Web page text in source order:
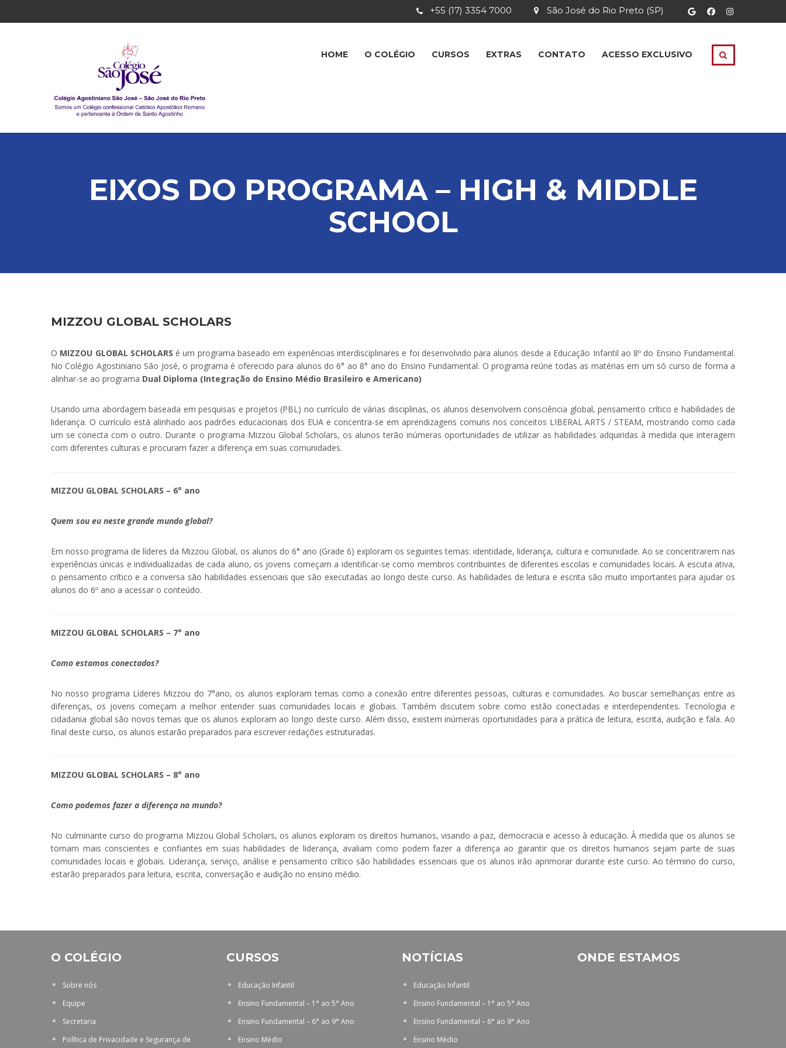
São José do Rio Preto (SP)
+55 (17) 3354 7000
HOME O COLÉGIO CURSOS EXTRAS CONTATO ACESSO EXCLUSIVO
EIXOS DO PROGRAMA – HIGH & MIDDLE
SCHOOL
MIZZOU GLOBAL SCHOLARS
O MIZZOU GLOBAL SCHOLARS é um programa baseado em experiências interdisciplinares e foi desenvolvido para alunos desde a Educação Infantil ao 8º do Ensino Fundamental.
No Colégio Agostiniano São José, o programa é oferecido para alunos do 6° ao 8° ano do Ensino Fundamental. O programa reúne todas as matérias em um só curso de forma a
alinhar-se ao programa Dual Diploma (Integração do Ensino Médio Brasileiro e Americano)
Usando uma abordagem baseada em pesquisas e projetos (PBL) no currículo de várias disciplinas, os alunos desenvolvem consciência global, pensamento crítico e habilidades de
liderança. O currículo está alinhado aos padrões educacionais dos EUA e concentra-se em aprendizagens comuns nos conceitos LIBERAL ARTS / STEAM, mostrando como cada
um se conecta com o outro. Durante o programa Mizzou Global Scholars, os alunos terão inúmeras oportunidades de utilizar as habilidades adquiridas à medida que interagem
com diferentes culturas e procuram fazer a diferença em suas comunidades.
MIZZOU GLOBAL SCHOLARS – 6° ano
Quem sou eu neste grande mundo global?
Em nosso programa de líderes da Mizzou Global, os alunos do 6° ano (Grade 6) exploram os seguintes temas: identidade, liderança, cultura e comunidade. Ao se concentrarem nas
experiências únicas e individualizadas de cada aluno, os jovens começam a identificar-se como membros contribuintes de diferentes escolas e comunidades locais. A escuta ativa,
o pensamento crítico e a conversa são habilidades essenciais que são executadas ao longo deste curso. As habilidades de leitura e escrita são muito importantes para ajudar os
alunos do 6º ano a acessar o conteúdo.
MIZZOU GLOBAL SCHOLARS – 7° ano
Como estamos conectados?
No nosso programa Líderes Mizzou do 7°ano, os alunos exploram temas como a conexão entre diferentes pessoas, culturas e comunidades. Ao buscar semelhanças entre as
diferenças, os jovens começam a melhor entender suas comunidades locais e globais. Também discutem sobre como estão conectadas e interdependentes. Tecnologia e
cidadania global são novos temas que os alunos exploram ao longo deste curso. Além disso, existem inúmeras oportunidades para a prática de leitura, escrita, audição e fala. Ao
final deste curso, os alunos estarão preparados para escrever redações estruturadas.
MIZZOU GLOBAL SCHOLARS – 8° ano
Como podemos fazer a diferença no mundo?
No culminante curso do programa Mizzou Global Scholars, os alunos exploram os direitos humanos, visando a paz, democracia e acesso à educação. À medida que os alunos se
tornam mais conscientes e confiantes em suas habilidades de liderança, avaliam como podem fazer a diferença ao garantir que os direitos humanos sejam parte de suas
comunidades locais e globais. Liderança, serviço, análise e pensamento crítico são habilidades essenciais que os alunos irão aprimorar durante este curso. Ao término do curso,
estarão preparados para leitura, escrita, conversação e audição no ensino médio.
O COLÉGIO
Sobre nós
Equipe
Secretaria
Política de Privacidade e Segurança de
CURSOS
Educação Infantil
Ensino Fundamental – 1° ao 5° Ano
Ensino Fundamental – 6° ao 9° Ano
Ensino Médio
NOTÍCIAS
Educação Infantil
Ensino Fundamental – 1° ao 5° Ano
Ensino Fundamental – 6° ao 9° Ano
Ensino Médio
ONDE ESTAMOS